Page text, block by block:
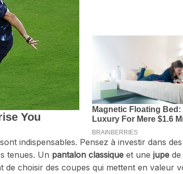
indispensables. Pensez à investir dans des
tenues. Un pantalon classique et une jupe
choisir des coupes qui mettent en valeur